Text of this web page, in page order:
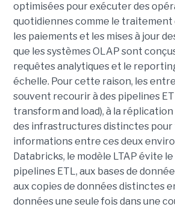
optimisées pour exécuter des
quotidiennes comme le traitement
les paiements et les mises à jour
que les systèmes OLAP sont
requêtes analytiques et le
échelle. Pour cette raison, les
souvent recourir à des pipelines
transform and load), à la
des infrastructures distinctes
informations entre ces deux
Databricks, le modèle LTAP évite
pipelines ETL, aux bases de
aux copies de données distinctes
données une seule fois dans une